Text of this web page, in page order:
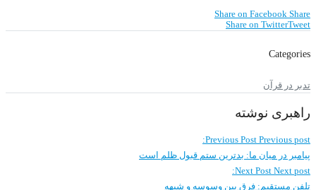
Share on Facebook Share
Share on TwitterTweet
Categories
تدبر در قرآن
راهبری نوشته
Previous Post Previous post:
پیامبر در میان ما: بدترین ستم قبول ظلم است
Next Post Next post:
تلفن مستقیم: فرق بین وسوسه و شبهه